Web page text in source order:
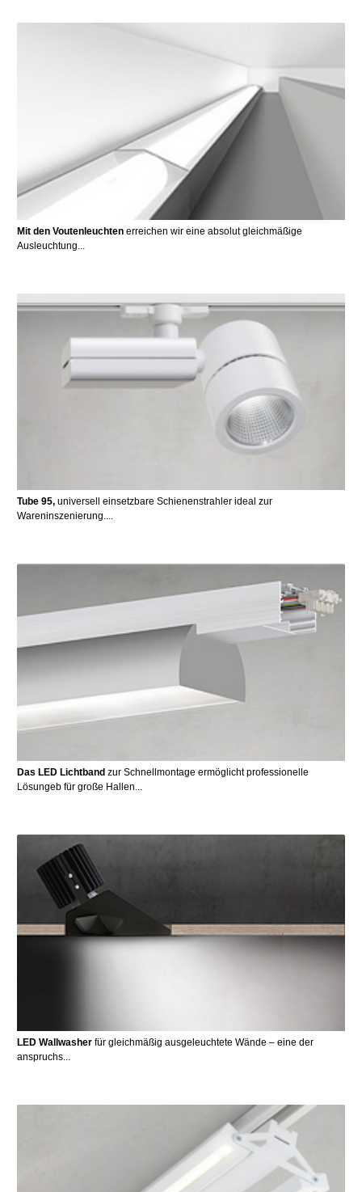
Mit den Voutenleuchten erreichen wir eine absolut gleichmäßige
Ausleuchtung...
Tube 95, universell einsetzbare Schienenstrahler ideal zur
Wareninszenierung....
Das LED Lichtband zur Schnellmontage ermöglicht professionelle
Lösungeb für große Hallen...
LED Wallwasher für gleichmäßig ausgeleuchtete Wände – eine der
anspruchs...